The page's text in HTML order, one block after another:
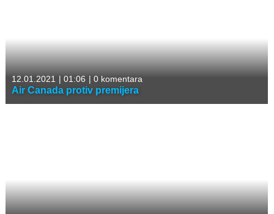
12.01.2021 | 01:06 | 0 komentara
Air Canada protiv premijera